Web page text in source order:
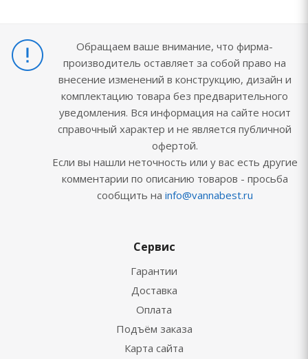
Обращаем ваше внимание, что фирма-
производитель оставляет за собой право на
внесение изменений в конструкцию, дизайн и
комплектацию товара без предварительного
уведомления. Вся информация на сайте носит
справочный характер и не является публичной
офертой.
Если вы нашли неточность или у вас есть другие
комментарии по описанию товаров - просьба
сообщить на info@vannabest.ru
Сервис
Гарантии
Доставка
Оплата
Подъём заказа
Карта сайта